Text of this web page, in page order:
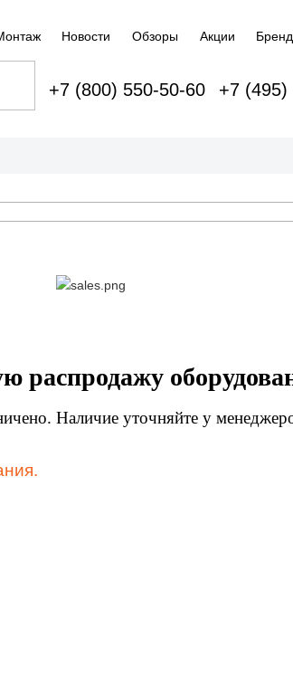
Новости Обзоры Акции
+7 (800) 550-50-60 +7 (495)
Наличие уточняйте у